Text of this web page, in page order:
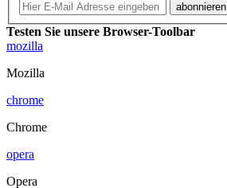
abonnieren
Testen Sie unsere Browser-Toolbar
mozilla
Mozilla
chrome
Chrome
opera
Opera